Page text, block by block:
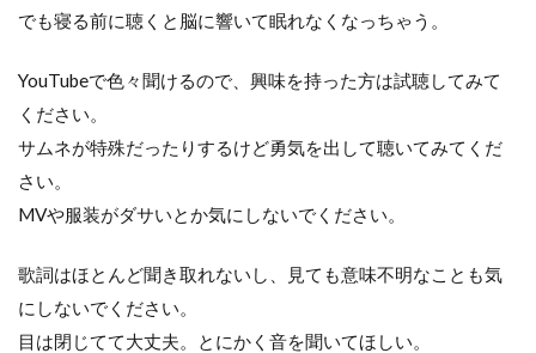
でも寝る前に聴くと脳に響いて眠れなくなっちゃう。
YouTubeで色々聞けるので、興味を持った方は試聴してみて
ください。
サムネが特殊だったりするけど勇気を出して聴いてみてくだ
さい。
MVや服装がダサいとか気にしないでください。
歌詞はほとんど聞き取れないし、見ても意味不明なことも気
にしないでください。
目は閉じてて大丈夫。とにかく音を聞いてほしい。